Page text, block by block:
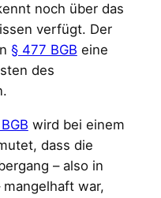
noch über das
verfügt. Der
§ 477 BGB eine
des
wird bei einem
dass die
– also in
war,